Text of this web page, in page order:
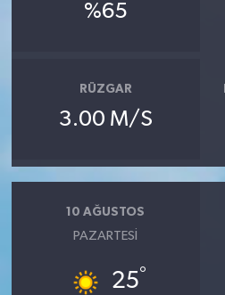
%65
RÜZGAR
3.00 M/S
10 AĞUSTOS
PAZARTESI
25°